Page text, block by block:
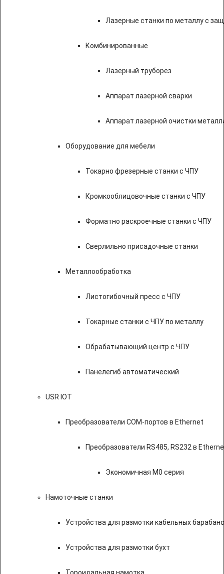
Лазерные станки по металлу с
Комбинированные
Лазерный труборез
Аппарат лазерной сварки
Аппарат лазерной очистки
Оборудование для мебели
Токарно фрезерные станки с ЧПУ
Кромкооблицовочные станки с ЧПУ
Форматно раскроечные станки с ЧПУ
Сверлильно присадочные станки
Металлообработка
Листогибочный пресс с ЧПУ
Токарные станки с ЧПУ по металлу
Обрабатывающий центр с ЧПУ
Панелегиб автоматический
USR IOT
Преобразователи COM-портов в Ethernet
Преобразователи RS485, RS232 в
Экономичная M0 серия
Намоточные станки
Устройства для размотки кабельных
Устройства для размотки бухт
Тороидальная намотка